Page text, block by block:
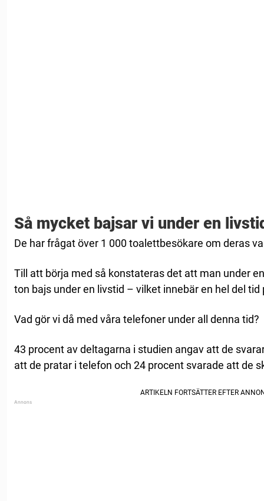
Så mycket bajsar vi under en
De har frågat över 1 000 toalettbesökare om deras
Till att börja med så konstateras det att man under
ton bajs under en livstid – vilket innebär en hel del
Vad gör vi då med våra telefoner under all denna tid?
43 procent av deltagarna i studien angav att de
att de pratar i telefon och 24 procent svarade att de